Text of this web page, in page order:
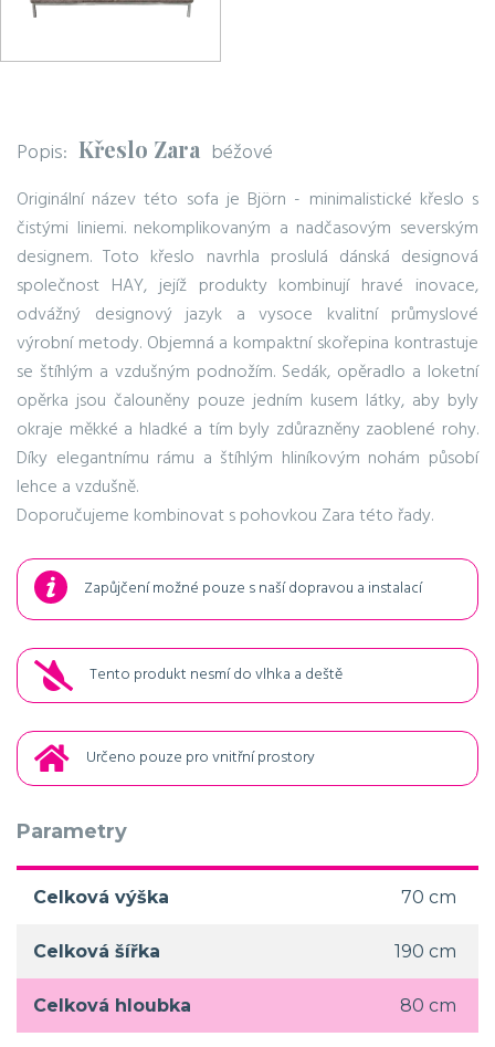
Popis: Křeslo Zara béžové
Originální název této sofa je Björn - minimalistické křeslo s
čistými liniemi. nekomplikovaným a nadčasovým severským
designem. Toto křeslo navrhla proslulá dánská designová
společnost HAY, jejíž produkty kombinují hravé inovace,
odvážný designový jazyk a vysoce kvalitní průmyslové
výrobní metody. Objemná a kompaktní skořepina kontrastuje
se štíhlým a vzdušným podnožím. Sedák, opěradlo a loketní
opěrka jsou čalouněny pouze jedním kusem látky, aby byly
okraje měkké a hladké a tím byly zdůrazněny zaoblené rohy.
Díky elegantnímu rámu a štíhlým hliníkovým nohám působí
lehce a vzdušně.
Doporučujeme kombinovat s pohovkou Zara této řady.
Zapůjčení možné pouze s naší dopravou a instalací
Tento produkt nesmí do vlhka a deště
Určeno pouze pro vnitřní prostory
Parametry
Celková výška 70 cm
Celková šířka 190 cm
Celková hloubka 80 cm